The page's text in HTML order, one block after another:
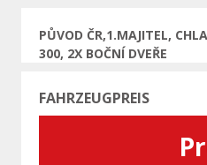
PŮVOD ČR,1.MAJITEL,
300, 2X BOČNÍ DVEŘE
FAHRZEUGPREIS